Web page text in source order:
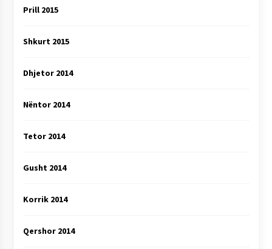
Prill 2015
Shkurt 2015
Dhjetor 2014
Nëntor 2014
Tetor 2014
Gusht 2014
Korrik 2014
Qershor 2014